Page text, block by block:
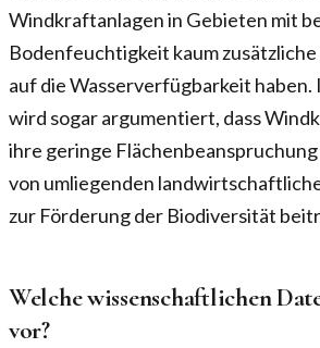
Windkraftanlagen in Gebieten mit
Bodenfeuchtigkeit kaum
auf die Wasserverfügbarkeit haben.
wird sogar argumentiert, dass
ihre geringe
von umliegenden
zur Förderung der Biodiversität
Welche wissenschaftlichen
vor?